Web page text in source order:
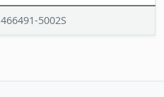
466491-5002S